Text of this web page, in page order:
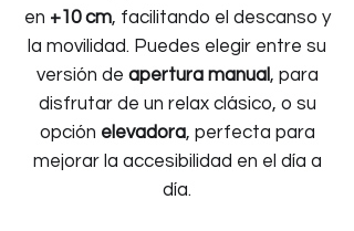
en +10 cm, facilitando el descanso y
la movilidad. Puedes elegir entre su
versión de apertura manual, para
disfrutar de un relax clásico, o su
opción elevadora, perfecta para
mejorar la accesibilidad en el día a
día.